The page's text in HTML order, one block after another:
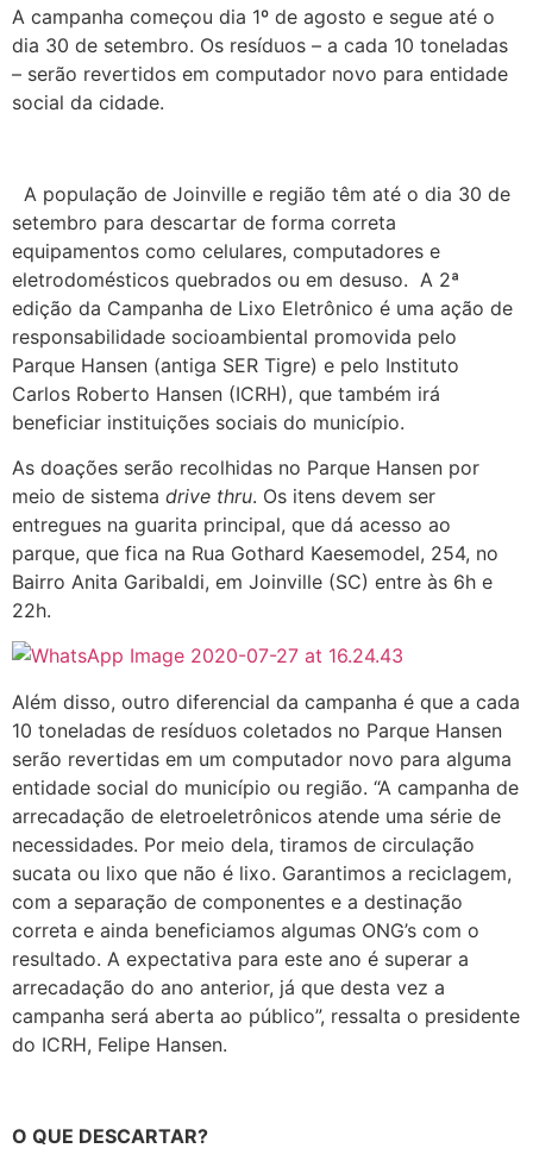
A campanha começou dia 1º de agosto e segue até o
dia 30 de setembro. Os resíduos – a cada 10 toneladas
– serão revertidos em computador novo para entidade
social da cidade.
A população de Joinville e região têm até o dia 30 de
setembro para descartar de forma correta
equipamentos como celulares, computadores e
eletrodomésticos quebrados ou em desuso. A 2ª
edição da Campanha de Lixo Eletrônico é uma ação de
responsabilidade socioambiental promovida pelo
Parque Hansen (antiga SER Tigre) e pelo Instituto
Carlos Roberto Hansen (ICRH), que também irá
beneficiar instituições sociais do município.
As doações serão recolhidas no Parque Hansen por
meio de sistema drive thru. Os itens devem ser
entregues na guarita principal, que dá acesso ao
parque, que fica na Rua Gothard Kaesemodel, 254, no
Bairro Anita Garibaldi, em Joinville (SC) entre às 6h e
22h.
Além disso, outro diferencial da campanha é que a cada
10 toneladas de resíduos coletados no Parque Hansen
serão revertidas em um computador novo para alguma
entidade social do município ou região. “A campanha de
arrecadação de eletroeletrônicos atende uma série de
necessidades. Por meio dela, tiramos de circulação
sucata ou lixo que não é lixo. Garantimos a reciclagem,
com a separação de componentes e a destinação
correta e ainda beneficiamos algumas ONG’s com o
resultado. A expectativa para este ano é superar a
arrecadação do ano anterior, já que desta vez a
campanha será aberta ao público”, ressalta o presidente
do ICRH, Felipe Hansen.
O QUE DESCARTAR?